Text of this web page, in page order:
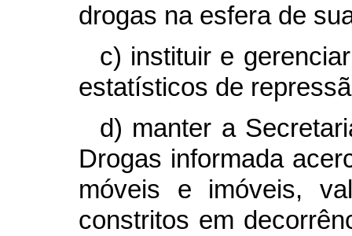
drogas na esfera de
c) instituir e
estatísticos de
d) manter a
Drogas informada
móveis e imóveis,
constritos em